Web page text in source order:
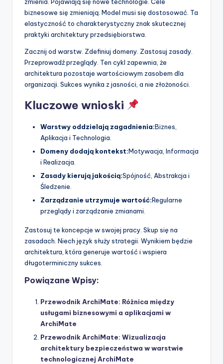
biznesowe się zmieniają. Model musi się dostosować. Ta
elastyczność to charakterystyczny znak skutecznej
praktyki architektury przedsiębiorstwa.
Zacznij od warstw. Zdefiniuj domeny. Zastosuj zasady.
Przeprowadź przeglądy. Ten cykl zapewnia, że
architektura pozostaje wartościowym zasobem dla
organizacji. Sukces wynika z jasności, a nie złożoności.
Kluczowe wnioski
Warstwy oddzielają zagadnienia:Biznes,
Aplikacja i Technologia.
Domeny dodają kontekst:Motywacja, Informacja
i Realizacja.
Zasady kierują jakością:Spójność, Abstrakcja i
Śledzenie.
Zarządzanie utrzymuje wartość:Regularne
przeglądy i zarządzanie zmianami.
Zastosuj te koncepcje w swojej pracy. Skup się na
zasadach. Niech język służy strategii. Wynikiem będzie
architektura, która generuje wartość i wspiera
długoterminiczny sukces.
Powiązane Wpisy:
Przewodnik ArchiMate: Różnica między
usługami biznesowymi a aplikacjami w
ArchiMate
Przewodnik ArchiMate: Wizualizacja
architektury bezpieczeństwa w warstwie
technologicznej ArchiMate